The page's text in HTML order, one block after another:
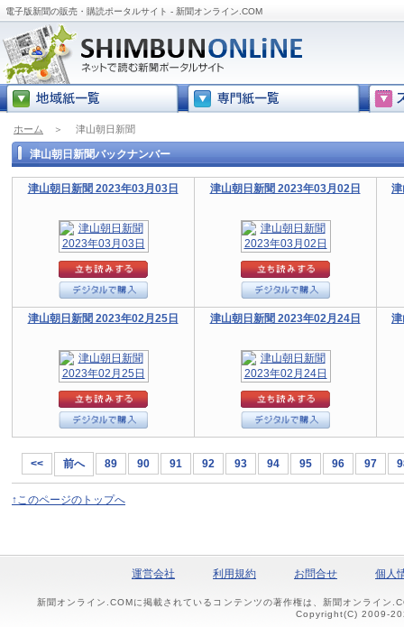
電子版新聞の販売・購読ポータルサイト - 新聞オンライン.COM
ホーム ＞ 津山朝日新聞
津山朝日新聞バックナンバー
津山朝日新聞 2023年03月03日 津山朝日新聞 2023年03月02日
津山朝日新聞 2023年02月25日 津山朝日新聞 2023年02月24日
<< 前へ 89 90 91 92 93 94 95 96 97
↑このページのトップへ
運営会社 利用規約 お問合せ 個人
新聞オンライン.COMに掲載されているコンテンツの著作権は、新聞オンライン
Copyright(C) 2009-